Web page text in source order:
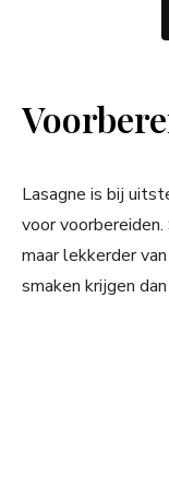
Lasagne is bij
voor
maar lekkerder
smaken krijgen